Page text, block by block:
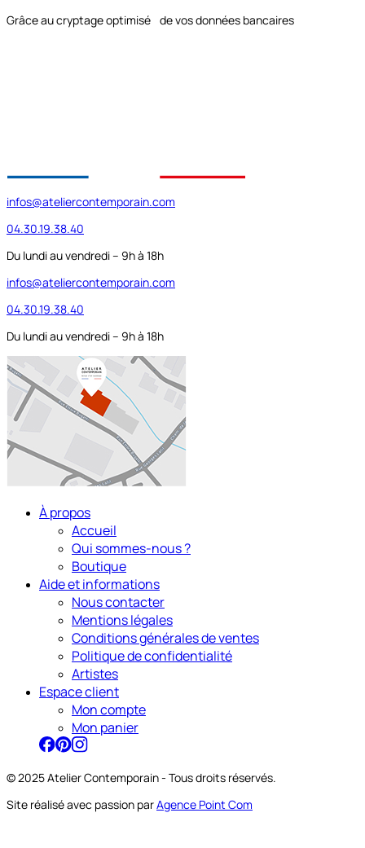
Grâce au cryptage optimisé de vos données bancaires
infos@ateliercontemporain.com
04.30.19.38.40
Du lundi au vendredi – 9h à 18h
infos@ateliercontemporain.com
04.30.19.38.40
Du lundi au vendredi – 9h à 18h
À propos
Accueil
Qui sommes-nous ?
Boutique
Aide et informations
Nous contacter
Mentions légales
Conditions générales de ventes
Politique de confidentialité
Artistes
Espace client
Mon compte
Mon panier
© 2025 Atelier Contemporain - Tous droits réservés.
Site réalisé avec passion parAgence Point Com